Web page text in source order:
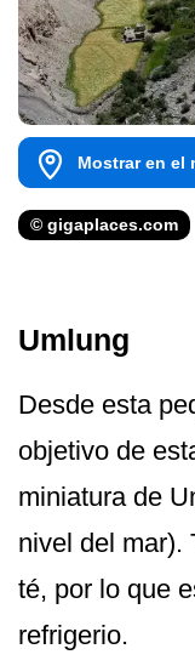
Mostrar en el
© gigaplaces.com
Umlung
Desde esta
objetivo de
miniatura de
nivel del mar).
té, por lo que
refrigerio.